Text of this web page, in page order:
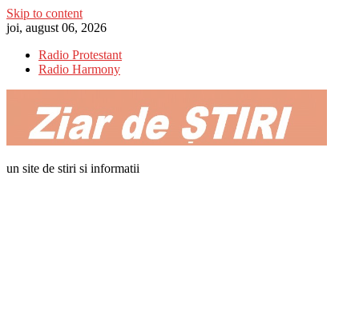
Skip to content
joi, august 06, 2026
Radio Protestant
Radio Harmony
un site de stiri si informatii